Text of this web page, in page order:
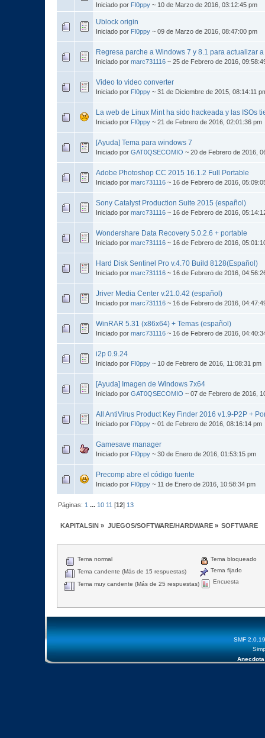
Iniciado por Fl0ppy ~ 10 de Marzo de 2016, 03:12:45 pm
Ublock origin
Iniciado por Fl0ppy ~ 09 de Marzo de 2016, 08:47:00 pm
Regresa parche a Windows 7 y 8.1 para actualizar
Iniciado por marc731116 ~ 25 de Febrero de 2016,
Video to video converter
Iniciado por Fl0ppy ~ 31 de Diciembre de 2015, 08:14:11
La web de Linux Mint ha sido hackeada y las ISOs
Iniciado por Fl0ppy ~ 21 de Febrero de 2016, 02:01:36 pm
[Ayuda] Tema para windows 7
Iniciado por GAT0QSECOMIO ~ 20 de Febrero de 2016,
Adobe Photoshop CC 2015 16.1.2 Full Portable
Iniciado por marc731116 ~ 16 de Febrero de 2016,
Sony Catalyst Production Suite 2015 (español)
Iniciado por marc731116 ~ 16 de Febrero de 2016,
Wondershare Data Recovery 5.0.2.6 + portable
Iniciado por marc731116 ~ 16 de Febrero de 2016,
Hard Disk Sentinel Pro v.4.70 Build 8128(Español)
Iniciado por marc731116 ~ 16 de Febrero de 2016,
Jriver Media Center v.21.0.42 (español)
Iniciado por marc731116 ~ 16 de Febrero de 2016,
WinRAR 5.31 (x86x64) + Temas (español)
Iniciado por marc731116 ~ 16 de Febrero de 2016,
i2p 0.9.24
Iniciado por Fl0ppy ~ 10 de Febrero de 2016, 11:08:31 pm
[Ayuda] Imagen de Windows 7x64
Iniciado por GAT0QSECOMIO ~ 07 de Febrero de 2016,
All AntiVirus Product Key Finder 2016 v1.9-P2P +
Iniciado por Fl0ppy ~ 01 de Febrero de 2016, 08:16:14 pm
Gamesave manager
Iniciado por Fl0ppy ~ 30 de Enero de 2016, 01:53:15 pm
Precomp abre el código fuente
Iniciado por Fl0ppy ~ 11 de Enero de 2016, 10:58:34 pm
Páginas: 1 ... 10 11 [12] 13
KAPITALSIN » JUEGOS/SOFTWARE/HARDWARE» SOFTWARE
Tema normal
Tema candente (Más de 15 respuestas)
Tema muy candente (Más de 25 respuestas)
Tema bloqueado
Tema fijado
Encuesta
SMF 2.0.19
Anecdota